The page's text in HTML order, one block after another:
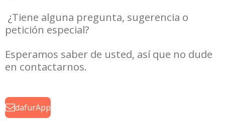
¿Tiene alguna pregunta, sugerencia o
petición especial?
Esperamos saber de usted, así que no dude
en contactarnos.
dafurApp